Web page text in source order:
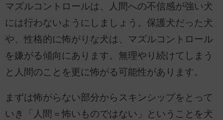
マズルコントロールは、人間への不信感が強い犬
には行わないようにしましょう。保護犬だった犬
や、性格的に怖がりな犬は、マズルコントロール
を嫌がる傾向にあります。無理やり続けてしまう
と人間のことを更に怖がる可能性があります。
まずは怖がらない部分からスキンシップをとって
いき「人間＝怖いものではない」ということを犬